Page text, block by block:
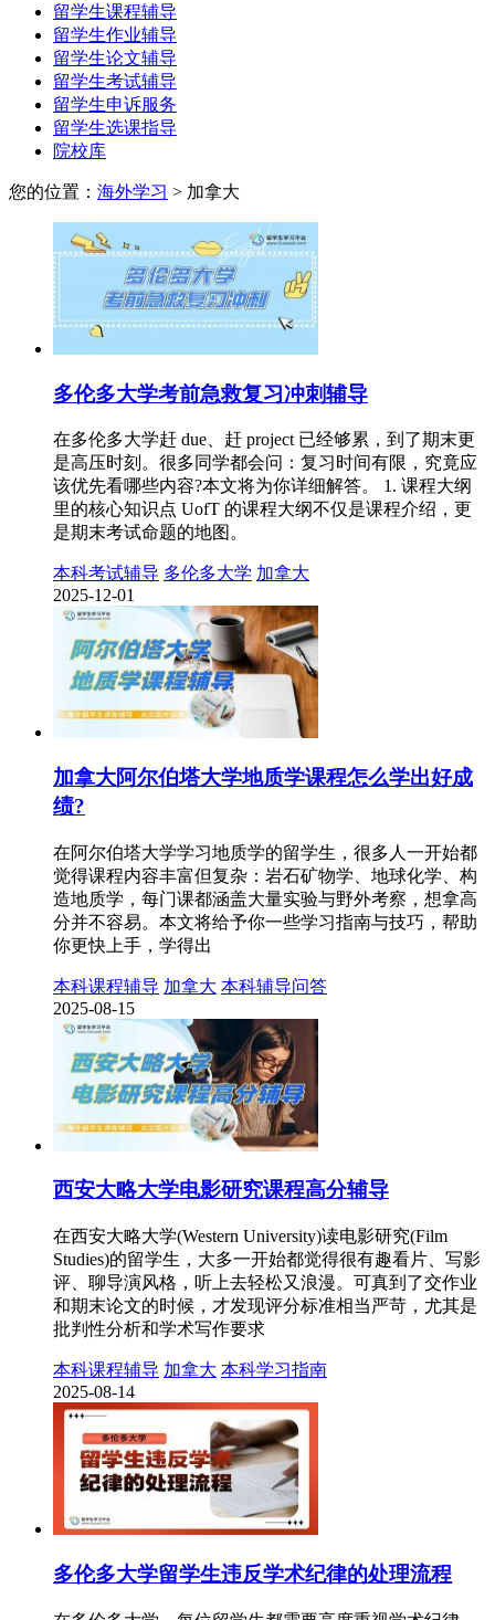
留学生课程辅导
留学生作业辅导
留学生论文辅导
留学生考试辅导
留学生申诉服务
留学生选课指导
院校库
您的位置： 海外学习 > 加拿大
多伦多大学考前急救复习冲刺辅导
在多伦多大学赶 due、赶 project 已经够累，到了期末更
是高压时刻。很多同学都会问：复习时间有限，究竟应
该优先看哪些内容?本文将为你详细解答。 1. 课程大纲
里的核心知识点 UofT 的课程大纲不仅是课程介绍，更
是期末考试命题的地图。
本科考试辅导 多伦多大学 加拿大
2025-12-01
加拿大阿尔伯塔大学地质学课程怎么学出好成
绩?
在阿尔伯塔大学学习地质学的留学生，很多人一开始都
觉得课程内容丰富但复杂：岩石矿物学、地球化学、构
造地质学，每门课都涵盖大量实验与野外考察，想拿高
分并不容易。本文将给予你一些学习指南与技巧，帮助
你更快上手，学得出
本科课程辅导 加拿大 本科辅导问答
2025-08-15
西安大略大学电影研究课程高分辅导
在西安大略大学(Western University)读电影研究(Film
Studies)的留学生，大多一开始都觉得很有趣看片、写影
评、聊导演风格，听上去轻松又浪漫。可真到了交作业
和期末论文的时候，才发现评分标准相当严苛，尤其是
批判性分析和学术写作要求
本科课程辅导 加拿大 本科学习指南
2025-08-14
多伦多大学留学生违反学术纪律的处理流程